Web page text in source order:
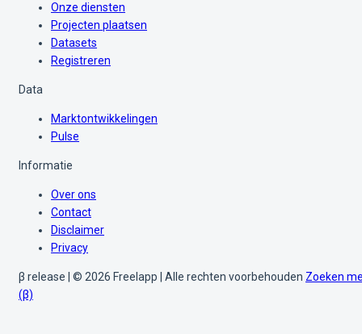
Onze diensten
Projecten plaatsen
Datasets
Registreren
Data
Marktontwikkelingen
Pulse
Informatie
Over ons
Contact
Disclaimer
Privacy
β release | © 2026 Freelapp | Alle rechten voorbehouden Zoeken
(β)